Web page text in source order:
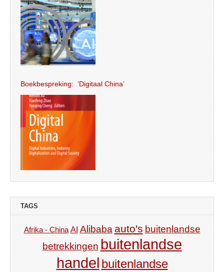
Boekbespreking: ‘Digitaal China’
TAGS
Afrika - China AI Alibaba auto's buitenlandse
betrekkingen buitenlandse
handel buitenlandse